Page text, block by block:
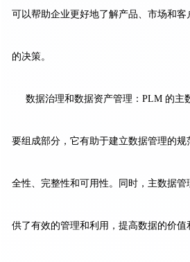
可以帮助企业更好地了解产品、市场和
的决策。
数据治理和数据资产管理：PLM 的主
要组成部分，它有助于建立数据管理的
全性、完整性和可用性。同时，主数据
供了有效的管理和利用，提高数据的价值